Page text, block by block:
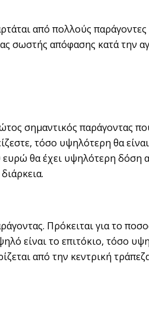
από πολλούς παράγοντες
σωστής απόφασης κατά την
σημαντικός παράγοντας
τόσο υψηλότερη θα
ευρώ θα έχει υψηλότερη δόση
Πρόκειται για το
είναι το επιτόκιο, τόσο
από την κεντρική